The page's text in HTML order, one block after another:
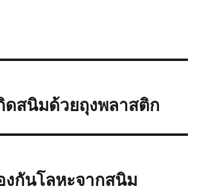
ดสนิมด้วยถุงพลาสติก
กันโลหะจากสนิม